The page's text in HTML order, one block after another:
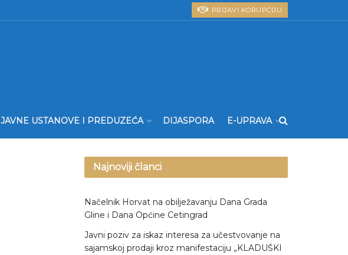
PRIJAVI KORUPCIJU
JAVNE USTANOVE I PREDUZEĆA DIJASPORA E-UPRAVA
Najnoviji članci
Načelnik Horvat na obilježavanju Dana Grada
Gline i Dana Općine Cetingrad
Javni poziv za iskaz interesa za učestvovanje na
sajamskoj prodaji kroz manifestaciju „KLADUŠKI